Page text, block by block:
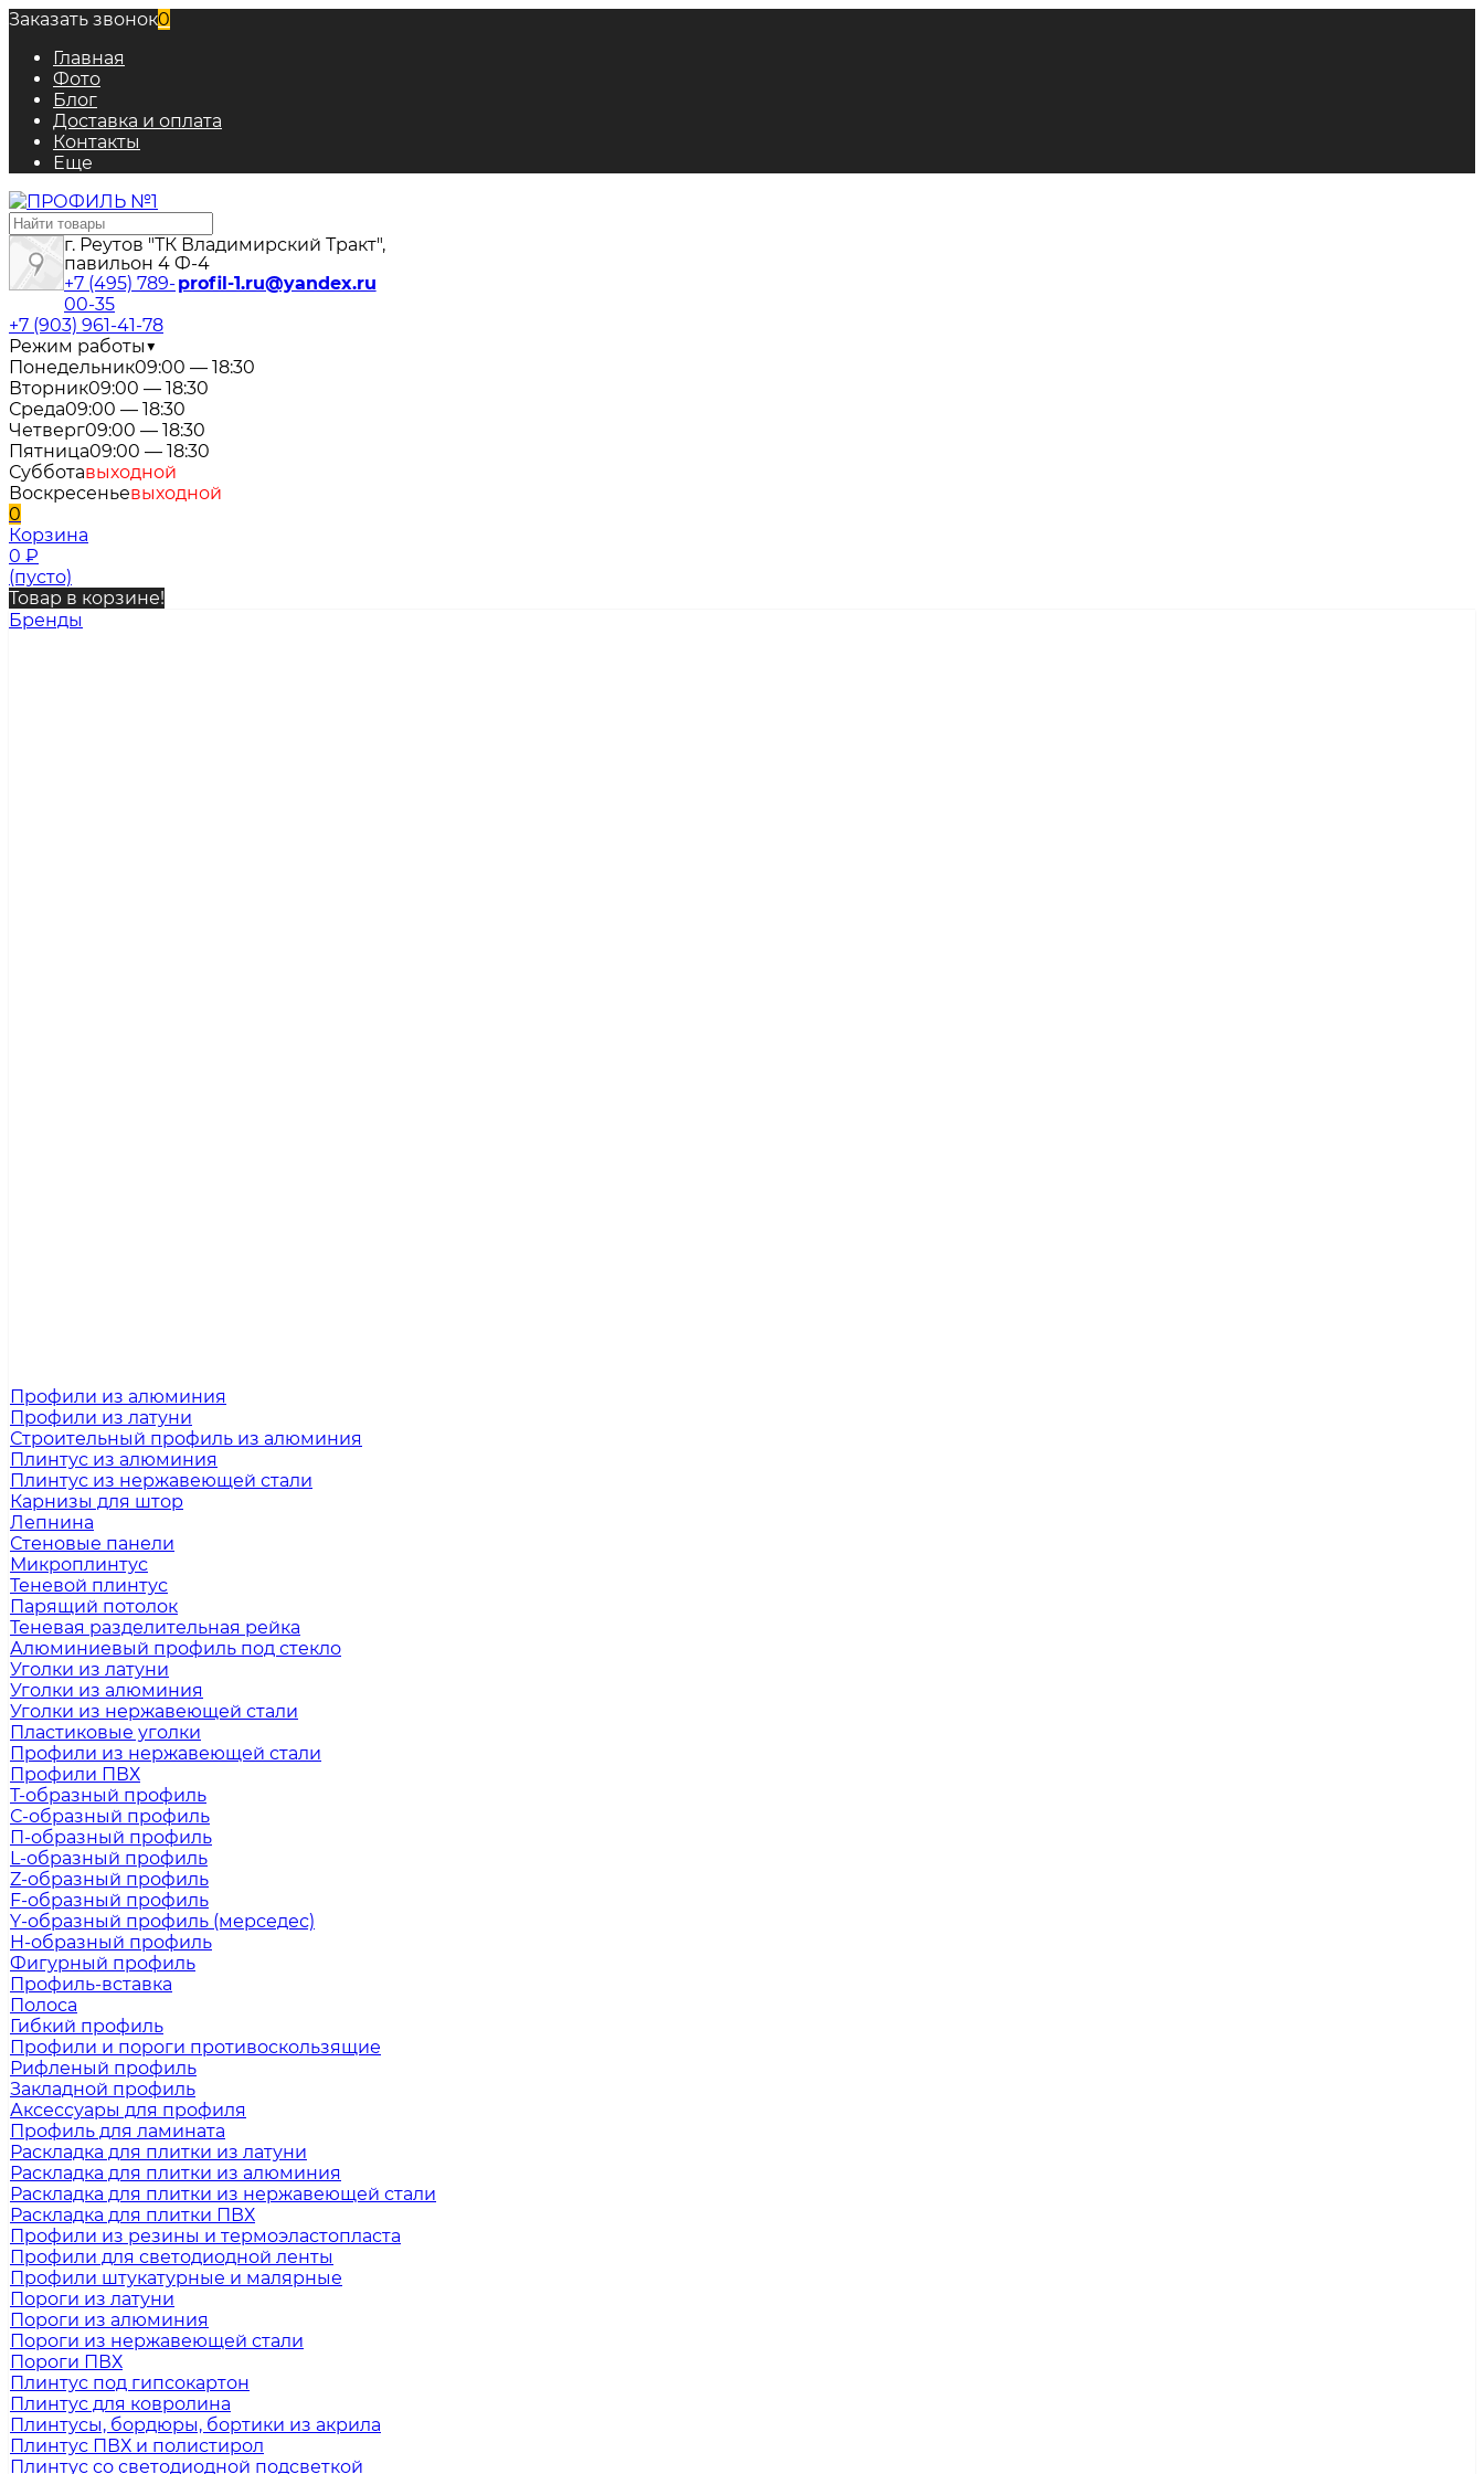
Заказать звонок0
Главная
Фото
Блог
Доставка и оплата
Контакты
Еще
г. Реутов "ТК Владимирский Тракт",
павильон 4 Ф-4
profil-1.ru@yandex.ru
+7 (495) 789-
00-35
+7 (903) 961-41-78
Режим работы▼
Понедельник09:00 — 18:30
Вторник09:00 — 18:30
Среда09:00 — 18:30
Четверг09:00 — 18:30
Пятница09:00 — 18:30
Субботавыходной
Воскресеньевыходной
0
Корзина
0 ₽
(пусто)
Товар в корзине!
Бренды
Профили из алюминия
Профили из латуни
Строительный профиль из алюминия
Плинтус из алюминия
Плинтус из нержавеющей стали
Карнизы для штор
Лепнина
Стеновые панели
Микроплинтус
Теневой плинтус
Парящий потолок
Теневая разделительная рейка
Алюминиевый профиль под стекло
Уголки из латуни
Уголки из алюминия
Уголки из нержавеющей стали
Пластиковые уголки
Профили из нержавеющей стали
Профили ПВХ
Т-образный профиль
С-образный профиль
П-образный профиль
L-образный профиль
Z-образный профиль
F-образный профиль
Y-образный профиль (мерседес)
H-образный профиль
Фигурный профиль
Профиль-вставка
Полоса
Гибкий профиль
Профили и пороги противоскользящие
Рифленый профиль
Закладной профиль
Аксессуары для профиля
Профиль для ламината
Раскладка для плитки из латуни
Раскладка для плитки из алюминия
Раскладка для плитки из нержавеющей стали
Раскладка для плитки ПВХ
Профили из резины и термоэластопласта
Профили для светодиодной ленты
Профили штукатурные и малярные
Пороги из латуни
Пороги из алюминия
Пороги из нержавеющей стали
Пороги ПВХ
Плинтус под гипсокартон
Плинтус для ковролина
Плинтусы, бордюры, бортики из акрила
Плинтус ПВХ и полистирол
Плинтус со светодиодной подсветкой